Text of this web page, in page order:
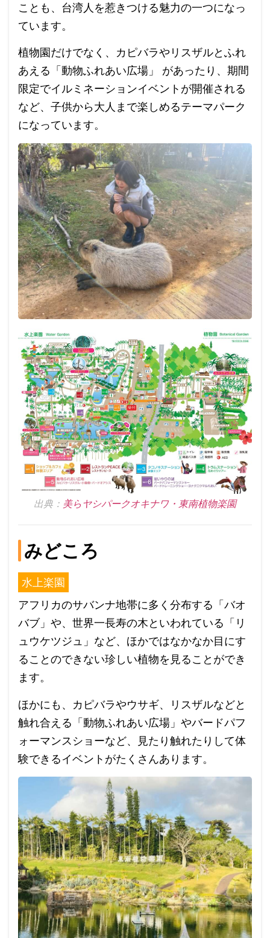
ことも、台湾人を惹きつける魅力の一つになっ
ています。
植物園だけでなく、カピバラやリスザルとふれ
あえる「動物ふれあい広場」 があったり、期間
限定でイルミネーションイベントが開催される
など、子供から大人まで楽しめるテーマパーク
になっています。
出典： 美らヤシパークオキナワ・東南植物楽園
みどころ
水上楽園
アフリカのサバンナ地帯に多く分布する「バオ
バブ」や、世界一長寿の木といわれている「リ
ュウケツジュ」など、ほかではなかなか目にす
ることのできない珍しい植物を見ることができ
ます。
ほかにも、カピバラやウサギ、リスザルなどと
触れ合える「動物ふれあい広場」やバードパフ
ォーマンスショーなど、見たり触れたりして体
験できるイベントがたくさんあります。